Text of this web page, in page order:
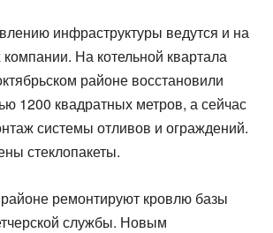
инфраструктуры ведутся и на
компании. На котельной квартала
районе восстановили
1200 квадратных метров, а сейчас
системы отливов и ограждений.
стеклопакеты.
ремонтируют кровлю базы
службы. Новым